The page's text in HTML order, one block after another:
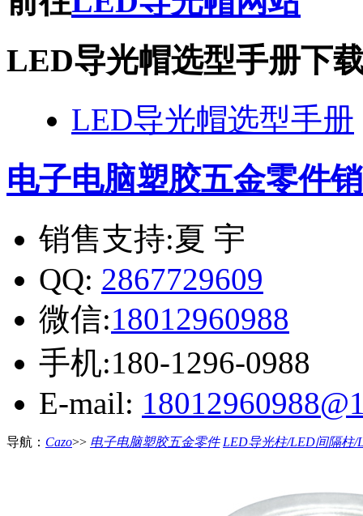
LED导光帽选型手册下
LED导光帽选型手册
电子电脑塑胶五金零件
销售支持:夏 宇
QQ: 2867729609
微信:18012960988
手机:180-1296-0988
E-mail:
导航： Cazo>> 电子电脑塑胶五金零件 LED导光柱/LED间隔柱/